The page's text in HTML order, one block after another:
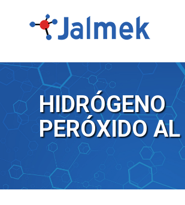
HIDRÓGENO
PERÓXIDO